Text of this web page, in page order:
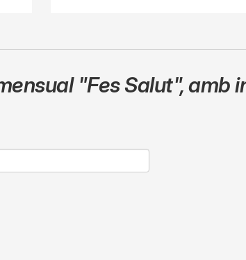
"Fes Salut",amb